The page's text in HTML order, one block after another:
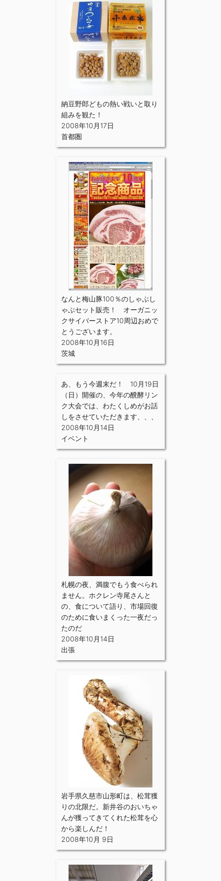
納豆野郎どもの熱い戦いと取り
組みを観た！
2008年10月17日
首都圏
なんと梅山豚100％のしゃぶし
ゃぶセット販売！ オーガニッ
クサイバーストア10周辺おめで
とうございます。
2008年10月16日
茨城
あ、もう今週末だ！ 10月19日
（日）開催の、今年の醗酵リン
ク大会では、わたくしめがお話
しをさせていただきます、、、
2008年10月14日
イベント
札幌の夜、満腹でもう食べられ
ません。ホクレン寺尾さんと
の、食について語り、市場回復
のために食いまくった一夜だっ
たのだ
2008年10月14日
出張
岩手県久慈市山形町は、松茸獲
りの北限だ。新井谷のおいちゃ
んが獲ってきてくれた松茸を心
から楽しんだ！
2008年10月 9日